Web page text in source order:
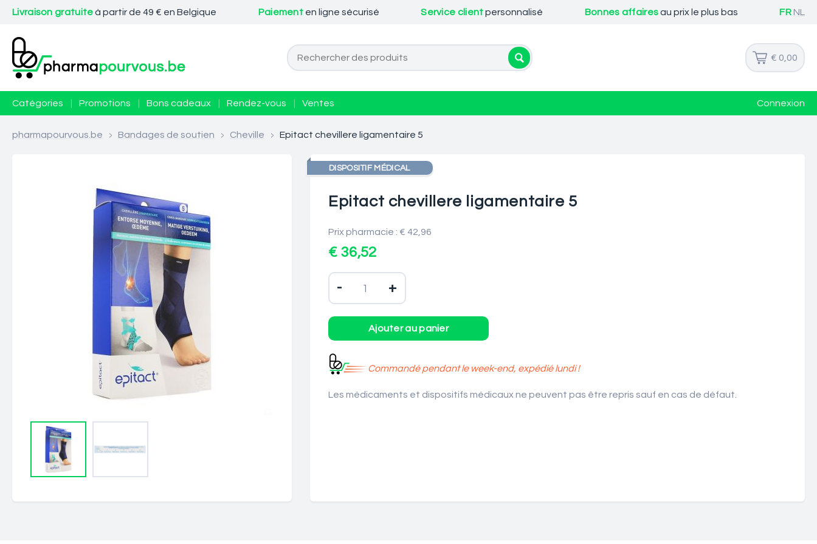
Livraison gratuiteà partir de 49 € en Belgique Paiement en ligne sécurisé Service clientpersonnalisé Bonnes affairesau prix le plus bas FR NL
€ 0,00
Catégories Promotions Bons cadeaux Rendez-vous Ventes Connexion
pharmapourvous.be > Bandages de soutien > Cheville > Epitact chevillere ligamentaire 5
DISPOSITIF MÉDICAL
Epitact chevillere ligamentaire 5
Prix pharmacie : € 42,96
€ 36,52
- +
Commandé pendant le week-end, expédié lundi !
Les médicaments et dispositifs médicaux ne peuvent pas être repris sauf en cas de défaut.